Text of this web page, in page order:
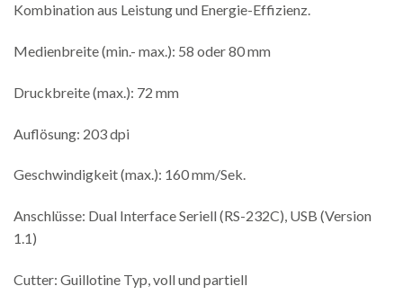
Kombination aus Leistung und Energie-Effizienz.
Medienbreite (min.- max.): 58 oder 80 mm
Druckbreite (max.): 72 mm
Auflösung: 203 dpi
Geschwindigkeit (max.): 160 mm/Sek.
Anschlüsse: Dual Interface Seriell (RS-232C), USB (Version
1.1)
Cutter: Guillotine Typ, voll und partiell